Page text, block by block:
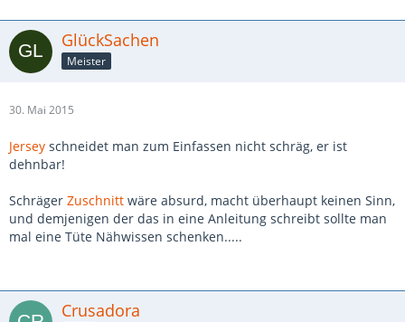
GlückSachen
Meister
30. Mai 2015
Jersey schneidet man zum Einfassen nicht schräg, er ist
dehnbar!
Schräger Zuschnitt wäre absurd, macht überhaupt keinen Sinn,
und demjenigen der das in eine Anleitung schreibt sollte man
mal eine Tüte Nähwissen schenken.....
Crusadora